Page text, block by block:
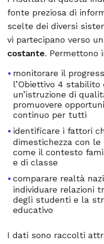
fonte preziosa di
scelte dei diversi
vi partecipano verso un
costante. Permettono
monitorare il
l’Obiettivo 4 stabilito
un’istruzione di
promuovere
continuo per tutti
identificare i fattori
dimestichezza con
come il contesto
e di classe
comparare realtà
individuare relazioni
degli studenti e la
educativo
I dati sono raccolti